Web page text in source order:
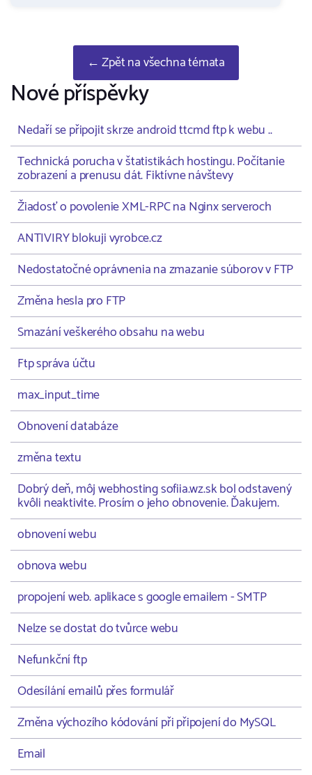
← Zpět na všechna témata
Nové příspěvky
Nedaří se připojit skrze android ttcmd ftp k webu ..
Technická porucha v štatistikách hostingu. Počítanie
zobrazení a prenusu dát. Fiktívne návštevy
Žiadosť o povolenie XML-RPC na Nginx serveroch
ANTIVIRY blokuji vyrobce.cz
Nedostatočné oprávnenia na zmazanie súborov v FTP
Změna hesla pro FTP
Smazání veškerého obsahu na webu
Ftp správa účtu
max_input_time
Obnovení databáze
změna textu
Dobrý deň, môj webhosting sofiia.wz.sk bol odstavený
kvôli neaktivite. Prosím o jeho obnovenie. Ďakujem.
obnovení webu
obnova webu
propojení web. aplikace s google emailem - SMTP
Nelze se dostat do tvůrce webu
Nefunkční ftp
Odesílání emailů přes formulář
Změna výchozího kódování při připojení do MySQL
Email